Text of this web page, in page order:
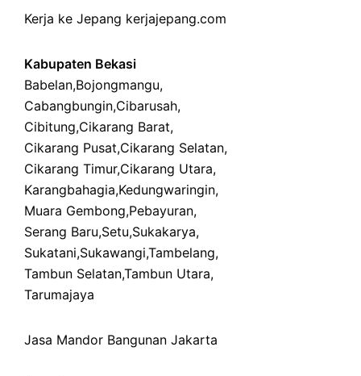
Kerja ke Jepang kerjajepang.com
Kabupaten Bekasi
Babelan,Bojongmangu,
Cabangbungin,Cibarusah,
Cibitung,Cikarang Barat,
Cikarang Pusat,Cikarang Selatan,
Cikarang Timur,Cikarang Utara,
Karangbahagia,Kedungwaringin,
Muara Gembong,Pebayuran,
Serang Baru,Setu,Sukakarya,
Sukatani,Sukawangi,Tambelang,
Tambun Selatan,Tambun Utara,
Tarumajaya
Jasa Mandor Bangunan Jakarta